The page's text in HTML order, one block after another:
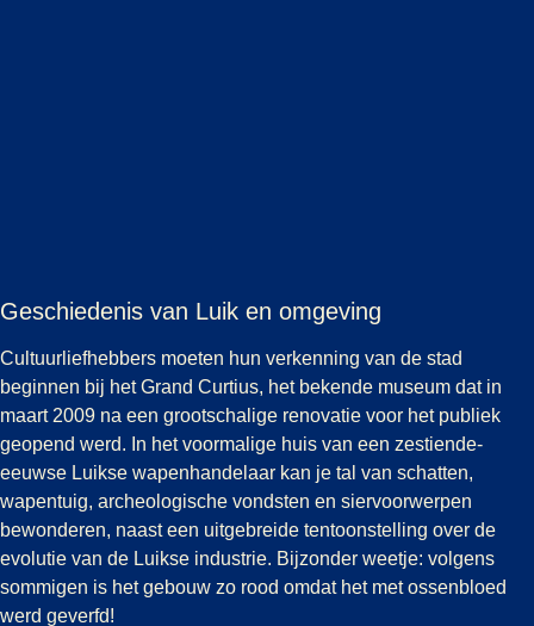
Geschiedenis van Luik en omgeving
Cultuurliefhebbers moeten hun verkenning van de stad
beginnen bij het Grand Curtius, het bekende museum dat in
maart 2009 na een grootschalige renovatie voor het publiek
geopend werd. In het voormalige huis van een zestiende-
eeuwse Luikse wapenhandelaar kan je tal van schatten,
wapentuig, archeologische vondsten en siervoorwerpen
bewonderen, naast een uitgebreide tentoonstelling over de
evolutie van de Luikse industrie. Bijzonder weetje: volgens
sommigen is het gebouw zo rood omdat het met ossenbloed
werd geverfd!